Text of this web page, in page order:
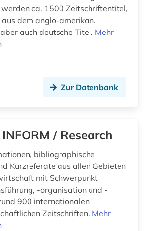
benchmarketing (1)
berufliche fortbildung (3)
berufliche weiterbildung (1)
berufsausbildung (1)
ca. 1500 Zeitschriftentitel,
dem anglo-amerikan.
auch deutsche Titel. Mehr
Zur Datenbank
/ Research
bibliographische
Kurzreferate aus allen Gebieten
mit Schwerpunkt
-organisation und -
900 internationalen
Zeitschriften. Mehr